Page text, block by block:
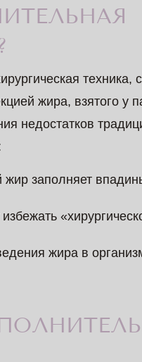
жира, взятого у
недостатков
жир заполняет
жира в